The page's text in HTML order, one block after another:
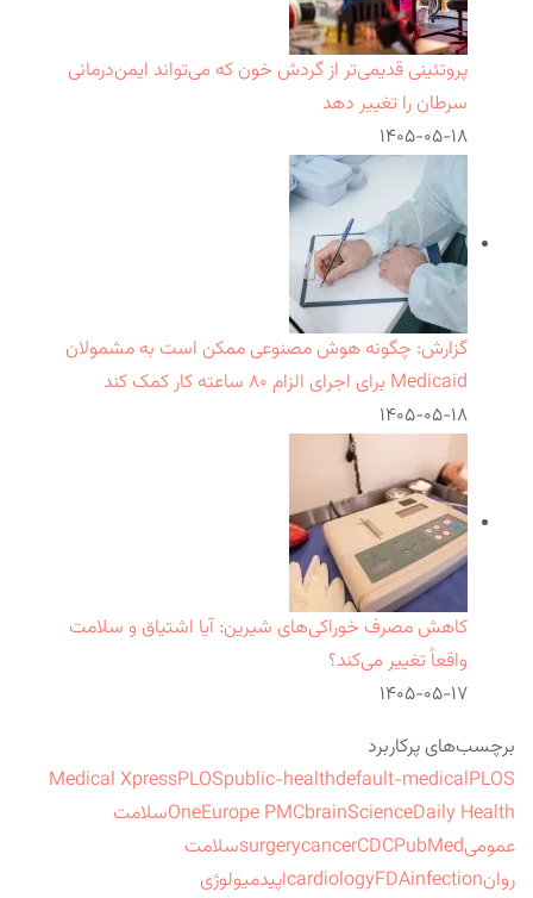
پروتئینی قدیمی‌تر از گردش خون که می‌تواند ایمن‌درمانی
سرطان را تغییر دهد
۱۴۰۵-۰۵-۱۸
گزارش: چگونه هوش مصنوعی ممکن است به مشمولان
Medicaid برای اجرای الزام ۸۰ ساعته کار کمک کند
۱۴۰۵-۰۵-۱۸
کاهش مصرف خوراکی‌های شیرین: آیا اشتیاق و سلامت
واقعاً تغییر می‌کند؟
۱۴۰۵-۰۵-۱۷
برچسب‌های پرکاربرد
Medical XpressPLOSpublic-healthdefault-medicalPLOS
OneEurope PMCbrainScienceDaily Health
سلامت
عمومی
surgerycancerCDCPubMed
سلامت
روان
cardiologyFDAinfection
اپیدمیولوژی